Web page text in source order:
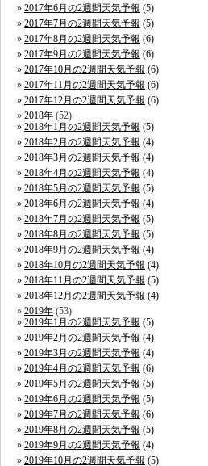
2017年6月の2週間天気予報 (5)
2017年7月の2週間天気予報 (5)
2017年8月の2週間天気予報 (6)
2017年9月の2週間天気予報 (6)
2017年10月の2週間天気予報 (6)
2017年11月の2週間天気予報 (6)
2017年12月の2週間天気予報 (6)
2018年 (52)
2018年1月の2週間天気予報 (5)
2018年2月の2週間天気予報 (4)
2018年3月の2週間天気予報 (4)
2018年4月の2週間天気予報 (4)
2018年5月の2週間天気予報 (5)
2018年6月の2週間天気予報 (4)
2018年7月の2週間天気予報 (5)
2018年8月の2週間天気予報 (5)
2018年9月の2週間天気予報 (4)
2018年10月の2週間天気予報 (4)
2018年11月の2週間天気予報 (5)
2018年12月の2週間天気予報 (4)
2019年 (53)
2019年1月の2週間天気予報 (5)
2019年2月の2週間天気予報 (4)
2019年3月の2週間天気予報 (4)
2019年4月の2週間天気予報 (6)
2019年5月の2週間天気予報 (5)
2019年6月の2週間天気予報 (5)
2019年7月の2週間天気予報 (6)
2019年8月の2週間天気予報 (5)
2019年9月の2週間天気予報 (4)
2019年10月の2週間天気予報 (5)